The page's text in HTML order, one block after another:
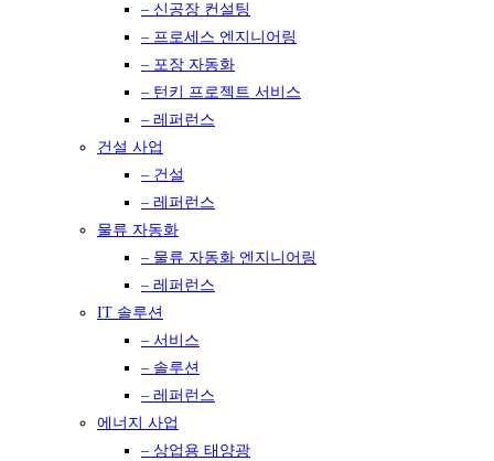
– 신공장 컨설팅
– 프로세스 엔지니어링
– 포장 자동화
– 턴키 프로젝트 서비스
– 레퍼런스
건설 사업
– 건설
– 레퍼런스
물류 자동화
– 물류 자동화 엔지니어링
– 레퍼런스
IT 솔루션
– 서비스
– 솔루션
– 레퍼런스
에너지 사업
– 상업용 태양광